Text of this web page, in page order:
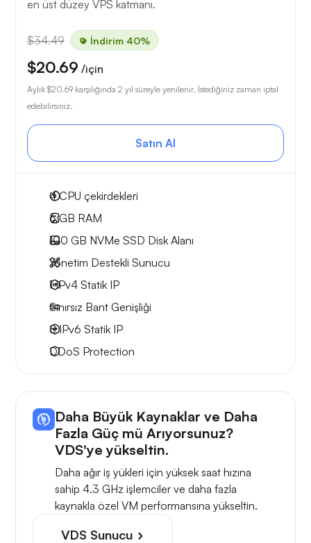
en üst düzey VPS katmanı.
$34.49 İndirim 40%
$20.69 /için
Aylık $20.69 karşılığında 2 yıl süreyle yenilenir. İstediğiniz zaman iptal
edebilirsiniz.
Satın Al
4CPU çekirdekleri
6 GB RAM
100 GB NVMe SSD Disk Alanı
Yönetim Destekli Sunucu
1 IPv4 Statik IP
Sınırsız Bant Genişliği
8 IPv6 Statik IP
DDoS Protection
Daha Büyük Kaynaklar ve Daha
Fazla Güç mü Arıyorsunuz?
VDS'ye yükseltin.
Daha ağır iş yükleri için yüksek saat hızına
sahip 4.3 GHz işlemciler ve daha fazla
kaynakla özel VM performansına yükseltin.
VDS Sunucu